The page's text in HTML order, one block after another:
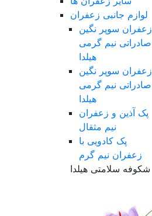
لوازم جانبی زعفران
زعفران سوپر نگین
صادراتی نیم گرمی
هیلدا
زعفران سوپر نگین
صادراتی نیم گرمی
هیلدا
پک آذین و زعفران
نیم مثقال
پک کادویی با
زعفران نیم گرم
شکوفه سلامتی هیلدا